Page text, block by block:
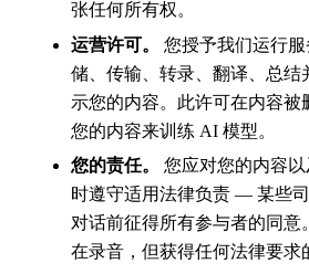
张任何所有权。
运营许可。
您授予我们运行
储、传输、转录、翻译、总
示您的内容。此许可在内容
您的内容来训练 AI 模型。
您的责任。
您应对您的内容
时遵守适用法律负责 — 某些
对话前征得所有参与者的同
在录音，但获得任何法律要求